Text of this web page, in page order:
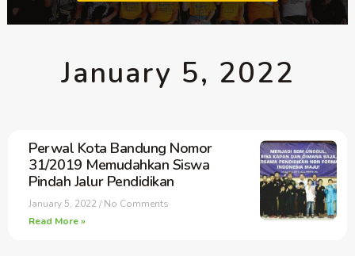
January 5, 2022
Perwal Kota Bandung Nomor
31/2019 Memudahkan Siswa
Pindah Jalur Pendidikan
January 5, 2022 No Comments
Read More »